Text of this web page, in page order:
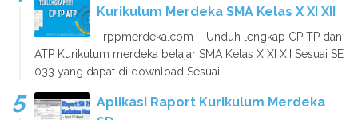
Kurikulum Merdeka SMA Kelas X XI XII
rppmerdeka.com – Unduh lengkap CP TP dan
ATP Kurikulum merdeka belajar SMA Kelas X XI XII Sesuai SE
033 yang dapat di download Sesuai ...
Aplikasi Raport Kurikulum Merdeka